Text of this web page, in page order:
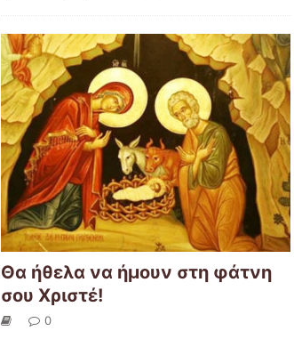
Θα ήθελα να ήμουν στη φάτνη
σου Χριστέ!
0